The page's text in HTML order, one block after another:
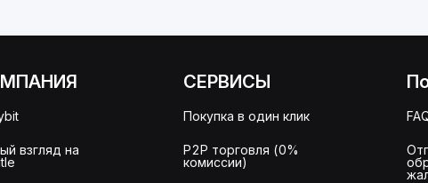
взгляд на
СЕРВИСЫ
Покупка в один клик
P2P торговля (0%
комиссии)